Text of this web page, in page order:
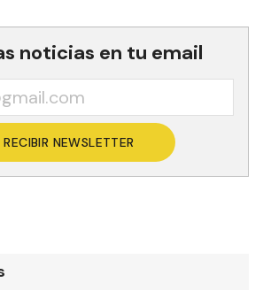
noticias en tu email
RECIBIR NEWSLETTER